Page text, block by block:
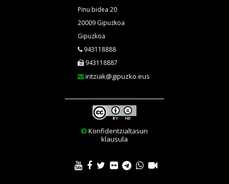
Pinu bidea 20
20009 Gipuzkoa
Gipuzkoa
943118888
943118887
iritziak@gipuzko.eus
Konfidentzialtasun
klausula